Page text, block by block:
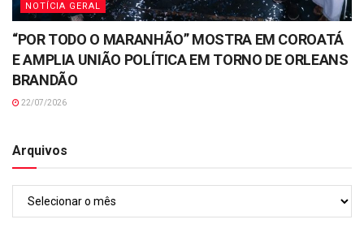
NOTÍCIA GERAL
“POR TODO O MARANHÃO” MOSTRA EM COROATÁ
E AMPLIA UNIÃO POLÍTICA EM TORNO DE ORLEANS
BRANDÃO
22/07/2026
Arquivos
Arquivos